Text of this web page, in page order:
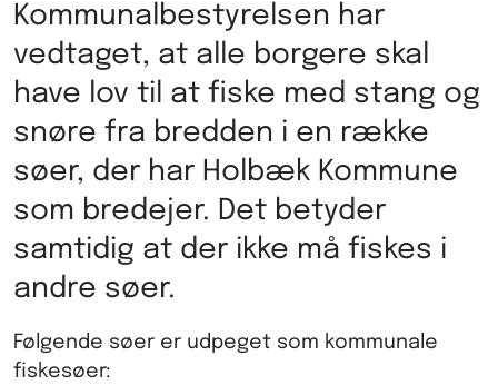
Kommunalbestyrelsen har
vedtaget, at alle borgere skal
have lov til at fiske med stang og
snøre fra bredden i en række
søer, der har Holbæk Kommune
som bredejer. Det betyder
samtidig at der ikke må fiskes i
andre søer.
Følgende søer er udpeget som kommunale
fiskesøer: